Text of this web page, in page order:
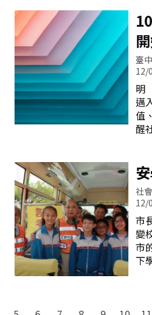
並
教
局
介
峽
「
的
外
態
此
護
還
推
境
造
「
提
事
念
之
合
警
件發生。
中毒 一氧化碳是
易
居
般
後
輕
而
中
媒
臺
12/
明
邁
值
醒
主
家
施
能之推
下
季
中
第
社
12/
市
變
市
下